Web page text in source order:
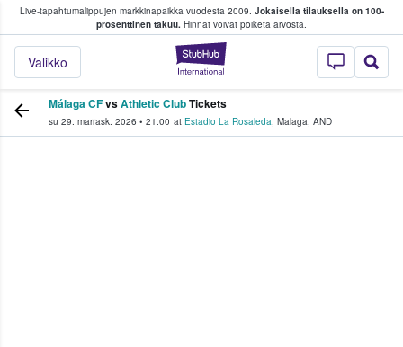
Live-tapahtumalippujen markkinapaikka vuodesta 2009. Jokaisella tilauksella on 100-
prosenttinen takuu. Hinnat voivat poiketa arvosta.
StubHub -
Valikko
fanit ostavat ja myyvät lippuja
Málaga CFvsAthletic ClubTickets
su 29. marrask. 2026 • 21.00 at Estadio La Rosaleda, Malaga, AND